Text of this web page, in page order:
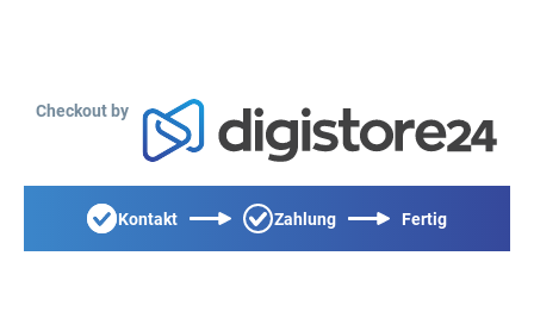
Checkout by
Kontakt Zahlung Fertig